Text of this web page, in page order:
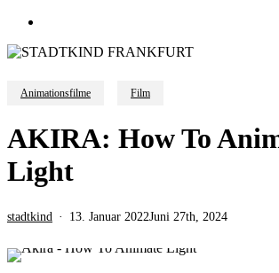
Animationsfilme Film
AKIRA: How To
Light
stadtkind 13. Januar 2022Juni 27th, 2024